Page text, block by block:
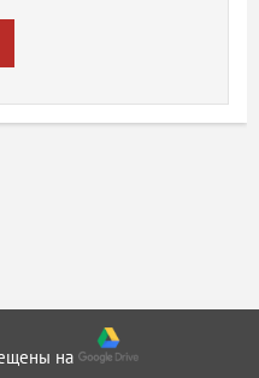
на